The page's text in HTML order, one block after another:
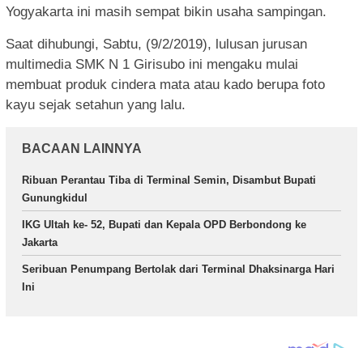
Yogyakarta ini masih sempat bikin usaha sampingan.
Saat dihubungi, Sabtu, (9/2/2019), lulusan jurusan
multimedia SMK N 1 Girisubo ini mengaku mulai
membuat produk cindera mata atau kado berupa foto
kayu sejak setahun yang lalu.
BACAAN LAINNYA
Ribuan Perantau Tiba di Terminal Semin, Disambut Bupati
Gunungkidul
IKG Ultah ke- 52, Bupati dan Kepala OPD Berbondong ke
Jakarta
Seribuan Penumpang Bertolak dari Terminal Dhaksinarga Hari
Ini